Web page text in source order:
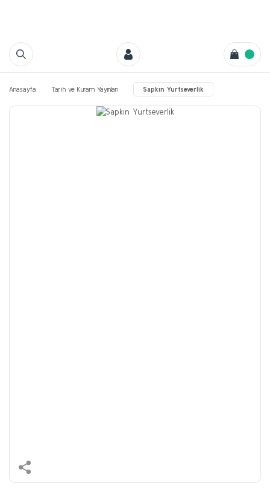
Anasayfa Tarih ve Kuram Yayınları Sapkın Yurtseverlik